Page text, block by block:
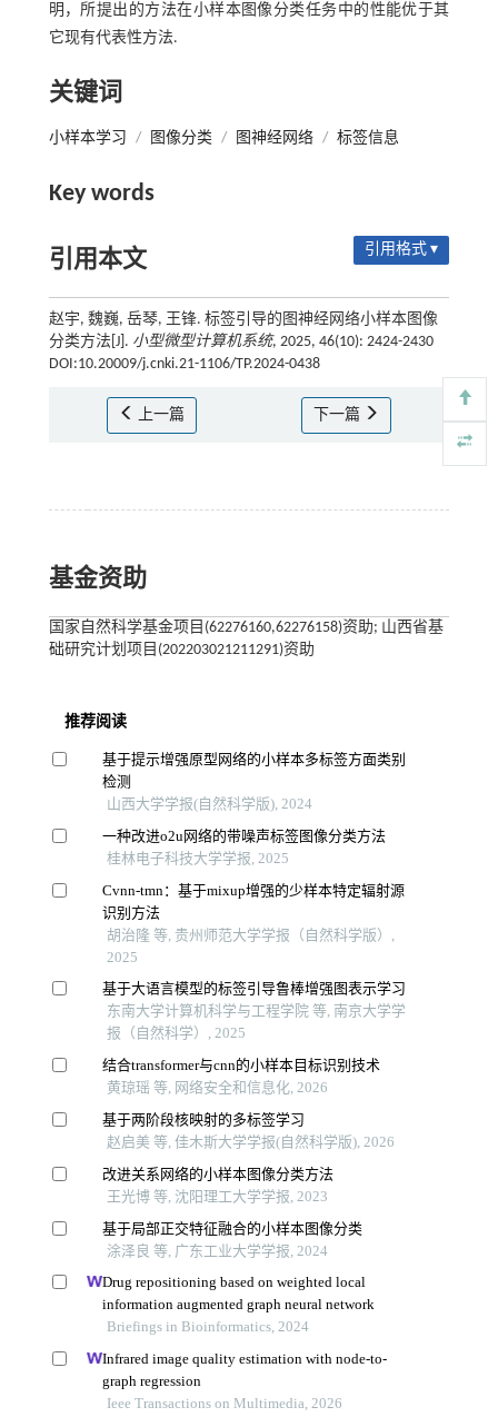
明，所提出的方法在小样本图像分类任务中的性能优于其
它现有代表性方法.
关键词
小样本学习 / 图像分类 / 图神经网络 / 标签信息
Key words
引用本文 引用格式 ▾
赵宇, 魏巍, 岳琴, 王锋. 标签引导的图神经网络小样本图像
分类方法[J]. 小型微型计算机系统, 2025, 46(10): 2424-2430
DOI:10.20009/j.cnki.21-1106/TP.2024-0438
上一篇 下一篇
基金资助
国家自然科学基金项目(62276160,62276158)资助; 山西省基
础研究计划项目(202203021211291)资助